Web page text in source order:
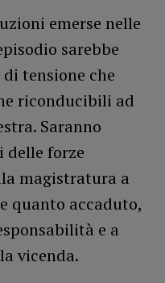
emerse nelle
sarebbe
tensione che
riconducibili ad
Saranno
delle forze
magistratura a
quanto accaduto,
e a
vicenda.